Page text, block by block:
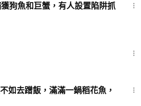
狗魚和巨蟹，有人設置陷阱抓
如去蹭飯，滿滿一鍋稻花魚，